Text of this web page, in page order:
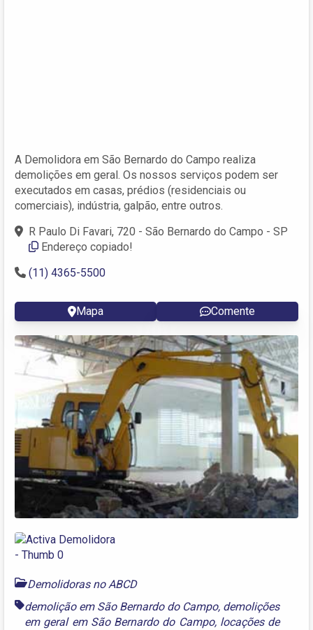
A Demolidora em São Bernardo do Campo realiza
demolições em geral. Os nossos serviços podem ser
executados em casas, prédios (residenciais ou
comerciais), indústria, galpão, entre outros.
R Paulo Di Favari, 720 - São Bernardo do Campo - SP
Endereço copiado!
(11) 4365-5500
Mapa Comente
Demolidoras no ABCD
demolição em São Bernardo do Campo, demolições
em geral em São Bernardo do Campo, locações de